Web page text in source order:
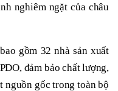
nghiêm ngặt của châu
gồm 32 nhà sản xuất
đảm bảo chất lượng,
nguồn gốc trong toàn bộ